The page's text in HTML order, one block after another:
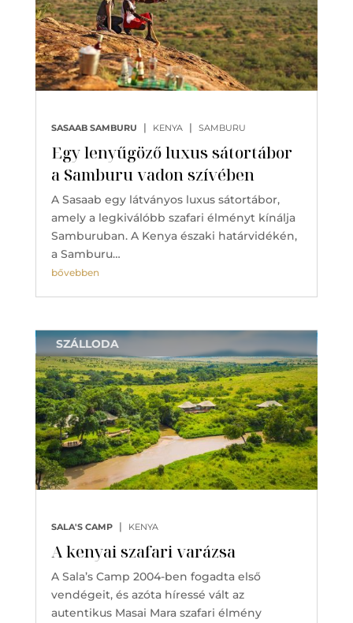
Egy lenyűgöző luxus sátortábor
a Samburu vadon szívében
SASAAB SAMBURU | KENYA | SAMBURU
A Sasaab egy látványos luxus sátortábor,
amely a legkiválóbb szafari élményt kínálja
Samburuban. A Kenya északi határvidékén,
a Samburu…
bővebben
A kenyai szafari varázsa
SALA'S CAMP | KENYA
SZÁLLODA
A Sala’s Camp 2004-ben fogadta első
vendégeit, és azóta híressé vált az
autentikus Masai Mara szafari élmény